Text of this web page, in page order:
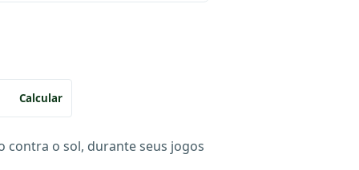
Calcular
contra o sol, durante seus jogos